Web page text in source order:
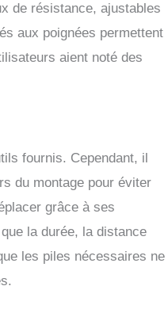
de résistance, ajustables
aux poignées permettent
aient noté des
fournis. Cependant, il
du montage pour éviter
grâce à ses
la durée, la distance
les piles nécessaires ne